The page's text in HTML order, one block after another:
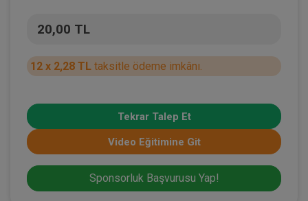
20,00 TL
12 x 2,28 TL taksitle ödeme imkânı.
Tekrar Talep Et
Video Eğitimine Git
Sponsorluk Başvurusu Yap!